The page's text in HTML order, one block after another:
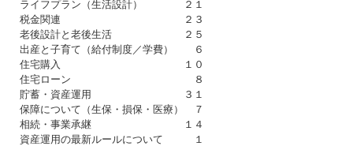
ライフプラン（生活設計） ２１
税金関連 ２３
老後設計と老後生活 ２５
出産と子育て（給付制度／学費） ６
住宅購入 １０
住宅ローン ８
貯蓄・資産運用 ３１
保障について（生保・損保・医療） ７
相続・事業承継 １４
資産運用の最新ルールについて １